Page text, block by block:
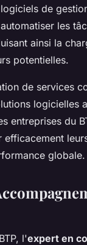
de
les
ainsi la
potentielles.
de services
logicielles
entreprises du
efficacement
globale.
l'expert en